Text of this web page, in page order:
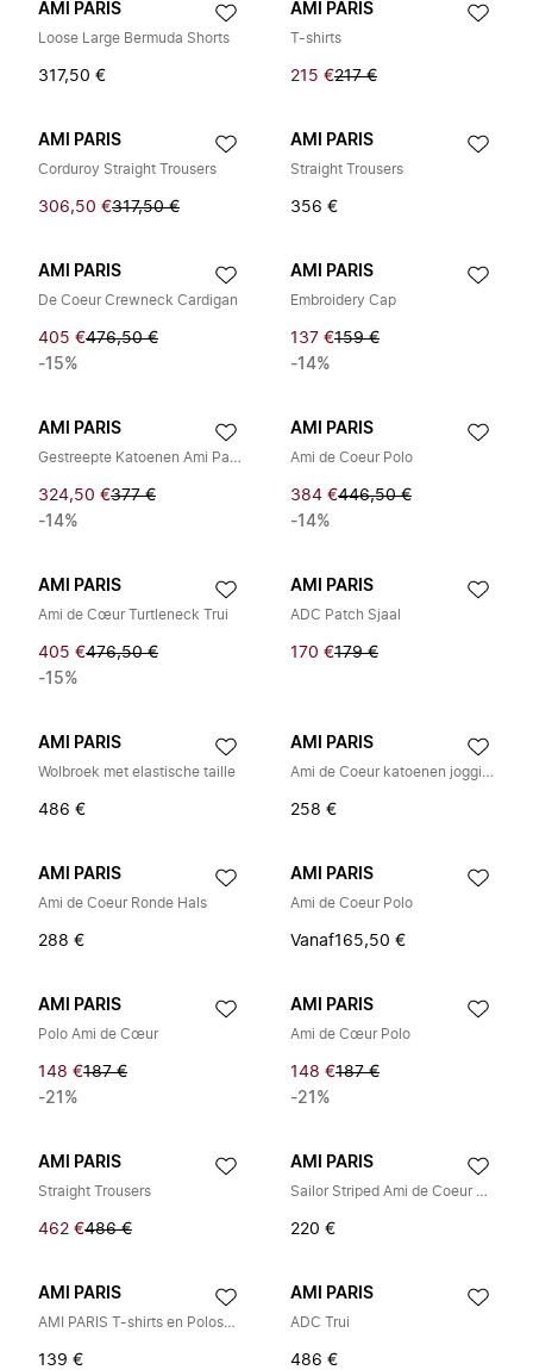
AMI PARIS
Loose Large Bermuda Shorts
317,50 €
AMI PARIS
T-shirts
215 €217 €
AMI PARIS
Corduroy Straight Trousers
306,50 €317,50 €
AMI PARIS
Straight Trousers
356 €
AMI PARIS
De Coeur Crewneck Cardigan
405 €476,50 €
-15%
AMI PARIS
Embroidery Cap
137 €159 €
-14%
AMI PARIS
Gestreepte Katoenen Ami Patch Polo
324,50 €377 €
-14%
AMI PARIS
Ami de Coeur Polo
384 €446,50 €
-14%
AMI PARIS
Ami de Cœur Turtleneck Trui
405 €476,50 €
-15%
AMI PARIS
ADC Patch Sjaal
170 €179 €
AMI PARIS
Wolbroek met elastische taille
486 €
AMI PARIS
Ami de Coeur katoenen joggingbroek
258 €
AMI PARIS
Ami de Coeur Ronde Hals
288 €
AMI PARIS
Ami de Coeur Polo
Vanaf165,50 €
AMI PARIS
Polo Ami de Cœur
148 €187 €
-21%
AMI PARIS
Ami de Cœur Polo
148 €187 €
-21%
AMI PARIS
Straight Trousers
462 €486 €
AMI PARIS
Sailor Striped Ami de Coeur Long Sleeve T-Shirt
220 €
AMI PARIS
AMI PARIS T-shirts en Poloshirts
139 €
AMI PARIS
ADC Trui
486 €